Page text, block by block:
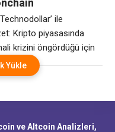
patlamasına
ile
Kripto piyasasında
krizini öngördüğü için
kriptonun en sesli
Nouriel Roubini,
Team tarafından
Yükle
ve Altcoin Analizleri,